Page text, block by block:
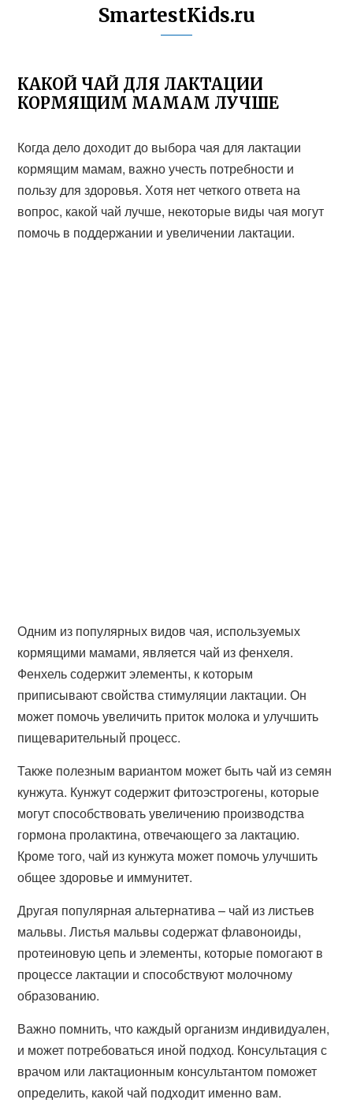
SmartestKids.ru
КАКОЙ ЧАЙ ДЛЯ ЛАКТАЦИИ
КОРМЯЩИМ МАМАМ ЛУЧШЕ
Когда дело доходит до выбора чая для лактации
кормящим мамам, важно учесть потребности и
пользу для здоровья. Хотя нет четкого ответа на
вопрос, какой чай лучше, некоторые виды чая могут
помочь в поддержании и увеличении лактации.
Одним из популярных видов чая, используемых
кормящими мамами, является чай из фенхеля.
Фенхель содержит элементы, к которым
приписывают свойства стимуляции лактации. Он
может помочь увеличить приток молока и улучшить
пищеварительный процесс.
Также полезным вариантом может быть чай из семян
кунжута. Кунжут содержит фитоэстрогены, которые
могут способствовать увеличению производства
гормона пролактина, отвечающего за лактацию.
Кроме того, чай из кунжута может помочь улучшить
общее здоровье и иммунитет.
Другая популярная альтернатива – чай из листьев
мальвы. Листья мальвы содержат флавоноиды,
протеиновую цепь и элементы, которые помогают в
процессе лактации и способствуют молочному
образованию.
Важно помнить, что каждый организм индивидуален,
и может потребоваться иной подход. Консультация с
врачом или лактационным консультантом поможет
определить, какой чай подходит именно вам.